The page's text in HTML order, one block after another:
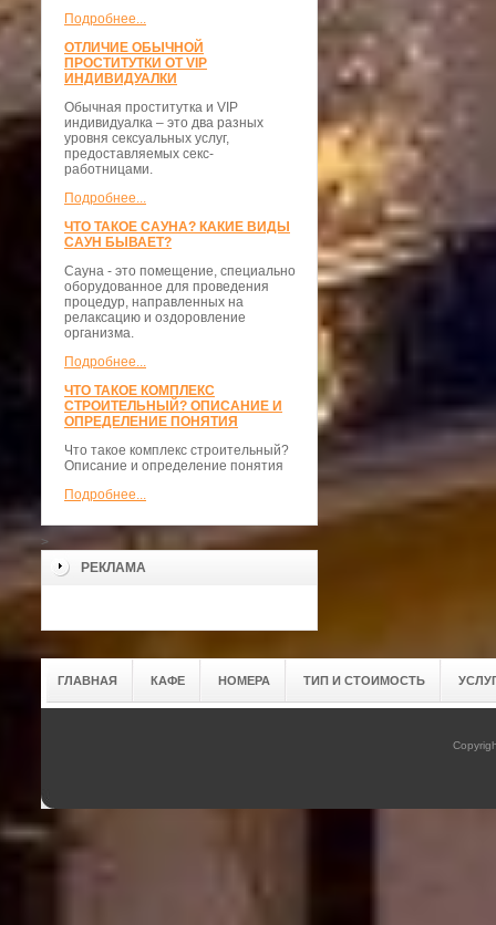
Подробнее...
ОТЛИЧИЕ ОБЫЧНОЙ
ПРОСТИТУТКИ ОТ VIP
ИНДИВИДУАЛКИ
Обычная проститутка и VIP
индивидуалка – это два разных
уровня сексуальных услуг,
предоставляемых секс-
работницами.
Подробнее...
ЧТО ТАКОЕ САУНА? КАКИЕ ВИДЫ
САУН БЫВАЕТ?
Сауна - это помещение, специально
оборудованное для проведения
процедур, направленных на
релаксацию и оздоровление
организма.
Подробнее...
ЧТО ТАКОЕ КОМПЛЕКС
СТРОИТЕЛЬНЫЙ? ОПИСАНИЕ И
ОПРЕДЕЛЕНИЕ ПОНЯТИЯ
Что такое комплекс строительный?
Описание и определение понятия
Подробнее...
>
РЕКЛАМА
ГЛАВНАЯ КАФЕ НОМЕРА ТИП И СТОИМОСТЬ